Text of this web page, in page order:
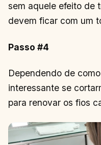
sem aquele efeito de
devem ficar com um
Passo #4
Dependendo de
interessante se
para renovar os fios